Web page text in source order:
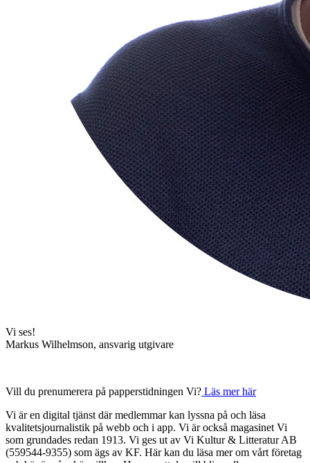
Vi ses!
Markus Wilhelmson, ansvarig utgivare
Vill du prenumerera på papperstidningen Vi? Läs mer här
Vi är en digital tjänst där medlemmar kan lyssna på och läsa
kvalitetsjournalistik på webb och i app. Vi är också magasinet Vi
som grundades redan 1913. Vi ges ut av Vi Kultur & Litteratur AB
(559544-9355) som ägs av KF. Här kan du läsa mer om vårt företag